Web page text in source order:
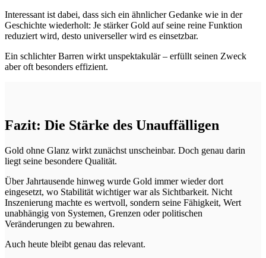
Interessant ist dabei, dass sich ein ähnlicher Gedanke wie in der
Geschichte wiederholt: Je stärker Gold auf seine reine Funktion
reduziert wird, desto universeller wird es einsetzbar.
Ein schlichter Barren wirkt unspektakulär – erfüllt seinen Zweck
aber oft besonders effizient.
Fazit: Die Stärke des Unauffälligen
Gold ohne Glanz wirkt zunächst unscheinbar. Doch genau darin
liegt seine besondere Qualität.
Über Jahrtausende hinweg wurde Gold immer wieder dort
eingesetzt, wo Stabilität wichtiger war als Sichtbarkeit. Nicht
Inszenierung machte es wertvoll, sondern seine Fähigkeit, Wert
unabhängig von Systemen, Grenzen oder politischen
Veränderungen zu bewahren.
Auch heute bleibt genau das relevant.